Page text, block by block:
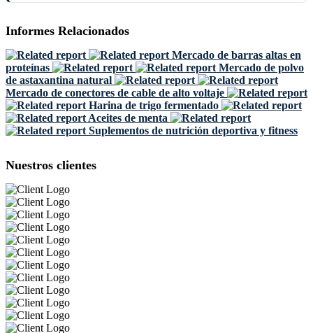
Informes Relacionados
Mercado de barras altas en
proteínas
Mercado de polvo
de astaxantina natural
Mercado de conectores de cable de alto voltaje
Harina de trigo fermentado
Aceites de menta
Suplementos de nutrición deportiva y fitness
Nuestros clientes